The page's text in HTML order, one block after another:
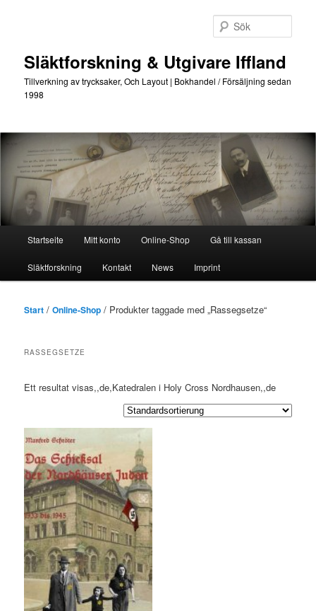
Släktforskning & Utgivare Iffland
Tillverkning av trycksaker, Och Layout | Bokhandel / Försäljning sedan
1998
Startseite Mitt konto Online-Shop Gå till kassan
Släktforskning Kontakt News Imprint
Start /Online-Shop / Produkter taggade med „Rassegsetze“
RASSEGSETZE
Ett resultat visas,,de,Katedralen i Holy Cross Nordhausen,,de